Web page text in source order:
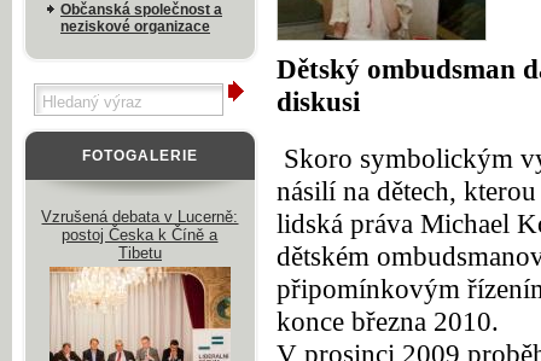
Dětský ombudsman
diskusi
Skoro symbolickým
násilí na dětech,
lidská práva Michael
dětském
připomínkovým
konce března 2010.
V prosinci 2009
Občanská společnost a
neziskové organizace
FOTOGALERIE
Vzrušená debata v Lucerně:
postoj Česka k Číně a
Tibetu